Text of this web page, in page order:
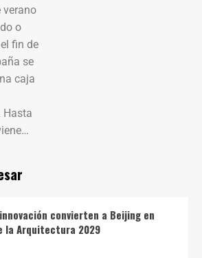
verano
o
fin de
se
caja
Hasta
convierten a Beijing en
la Arquitectura 2029